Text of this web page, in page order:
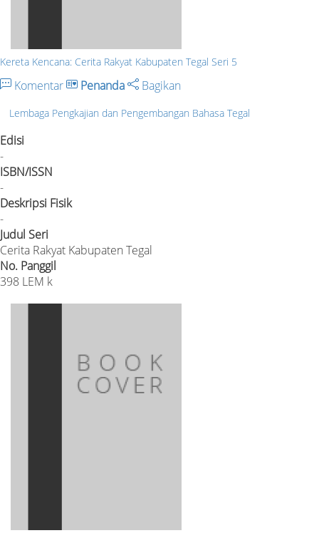
Kereta Kencana: Cerita Rakyat Kabupaten Tegal Seri 5
Komentar Penanda Bagikan
Lembaga Pengkajian dan Pengembangan Bahasa Tegal
Edisi
-
ISBN/ISSN
-
Deskripsi Fisik
-
Judul Seri
Cerita Rakyat Kabupaten Tegal
No. Panggil
398 LEM k